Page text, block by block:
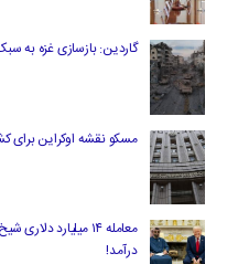
گاردین: بازسازی غزه به
مسکو نقشه اوکراین برای
معامله ۱۴
درآمد!